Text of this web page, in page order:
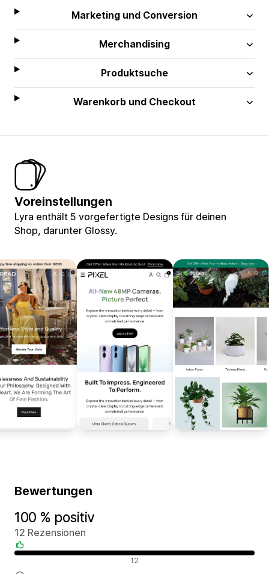
Marketing und Conversion
Merchandising
Produktsuche
Warenkorb und Checkout
Voreinstellungen
Lyra enthält 5 vorgefertigte Designs für deinen
Shop, darunter Glossy.
Bewertungen
100 % positiv
12 Rezensionen
12